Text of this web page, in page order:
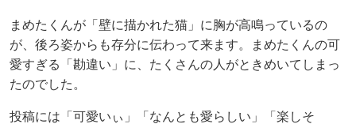
まめたくんが「壁に描かれた猫」に胸が高鳴っているの
が、後ろ姿からも存分に伝わって来ます。まめたくんの可
愛すぎる「勘違い」に、たくさんの人がときめいてしまっ
たのでした。
投稿には「可愛いぃ」「なんとも愛らしい」「楽しそ